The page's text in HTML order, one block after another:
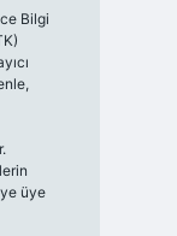
Bilgi
üye